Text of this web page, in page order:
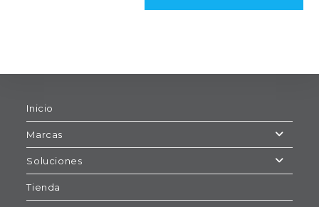
Inicio
Marcas
Soluciones
Tienda